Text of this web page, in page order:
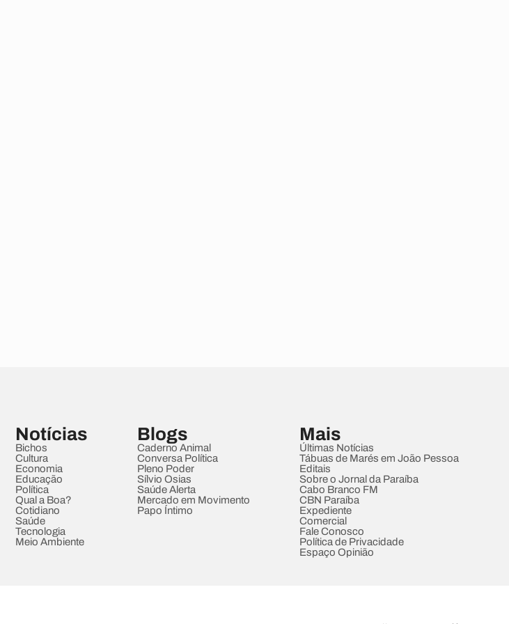
Notícias
Bichos
Cultura
Economia
Educação
Política
Qual a Boa?
Cotidiano
Saúde
Tecnologia
Meio Ambiente
Blogs
Caderno Animal
Conversa Política
Pleno Poder
Sílvio Osias
Saúde Alerta
Mercado em Movimento
Papo Íntimo
Mais
Últimas Notícias
Tábuas de Marés em João Pessoa
Editais
Sobre o Jornal da Paraíba
Cabo Branco FM
CBN Paraíba
Expediente
Comercial
Fale Conosco
Política de Privacidade
Espaço Opinião